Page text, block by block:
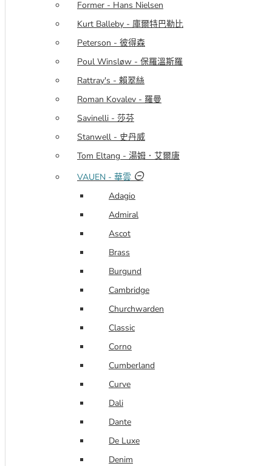
Former - Hans Nielsen
Kurt Balleby - 庫爾特巴勒比
Peterson - 彼得森
Poul Winsløw - 保羅溫斯羅
Rattray's - 賴翠絲
Roman Kovalev - 羅曼
Savinelli - 莎芬
Stanwell - 史丹威
Tom Eltang - 湯姆．艾爾唐
VAUEN - 華雲
Adagio
Admiral
Ascot
Brass
Burgund
Cambridge
Churchwarden
Classic
Corno
Cumberland
Curve
Dali
Dante
De Luxe
Denim